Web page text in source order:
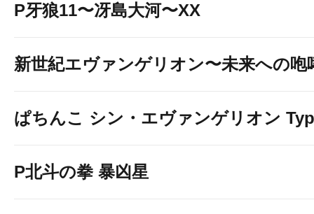
1円パチンコにス
入
P牙狼11〜冴島大河〜XX
新世紀エヴァンゲリオン〜未来への咆
ぱちんこ シン・エヴァンゲリオン
P北斗の拳 暴凶星